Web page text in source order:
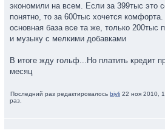
экономили на всем. Если за 399тыс это
понятно, то за 600тыс хочется
основная база все та же, только 200тыс
и музыку с мелкими добавками
В итоге жду гольф...Но платить кредит
месяц
Последний раз редактировалось biyli 22 ноя 2010,
раз.